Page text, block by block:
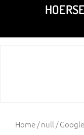
springen
Home/null /